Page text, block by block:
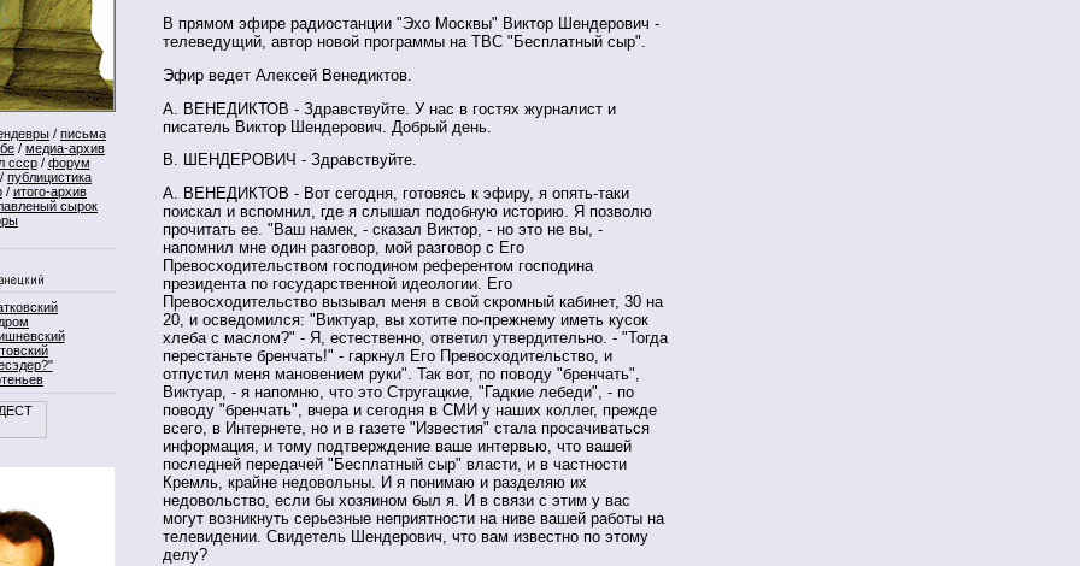
/ письма
/ медиа-архив
ссср/ форум
/ публицистика
/ итого-архив
сырок
В прямом эфире радиостанции "Эхо Москвы" Виктор Шендерович -
телеведущий, автор новой программы на ТВС "Бесплатный сыр".
Эфир ведет Алексей Венедиктов.
А. ВЕНЕДИКТОВ - Здравствуйте. У нас в гостях журналист и
писатель Виктор Шендерович. Добрый день.
В. ШЕНДЕРОВИЧ - Здравствуйте.
А. ВЕНЕДИКТОВ - Вот сегодня, готовясь к эфиру, я опять-таки
поискал и вспомнил, где я слышал подобную историю. Я позволю
прочитать ее. "Ваш намек, - сказал Виктор, - но это не вы, -
напомнил мне один разговор, мой разговор с Его
Превосходительством господином референтом господина
президента по государственной идеологии. Его
Превосходительство вызывал меня в свой скромный кабинет, 30 на
20, и осведомился: "Виктуар, вы хотите по-прежнему иметь кусок
хлеба с маслом?" - Я, естественно, ответил утвердительно. - "Тогда
перестаньте бренчать!" - гаркнул Его Превосходительство, и
отпустил меня мановением руки". Так вот, по поводу "бренчать",
Виктуар, - я напомню, что это Стругацкие, "Гадкие лебеди", - по
поводу "бренчать", вчера и сегодня в СМИ у наших коллег, прежде
всего, в Интернете, но и в газете "Известия" стала просачиваться
информация, и тому подтверждение ваше интервью, что вашей
последней передачей "Бесплатный сыр" власти, и в частности
Кремль, крайне недовольны. И я понимаю и разделяю их
недовольство, если бы хозяином был я. И в связи с этим у вас
могут возникнуть серьезные неприятности на ниве вашей работы на
телевидении. Свидетель Шендерович, что вам известно по этому
делу?